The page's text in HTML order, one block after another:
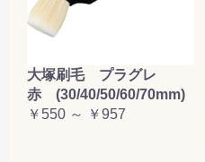
大塚刷毛 プラグレ
赤 (30/40/50/60/70mm)
￥550 ～ ￥957